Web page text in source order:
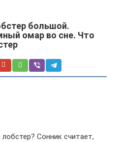
большой.
омар во сне. Что
Сонник считает,